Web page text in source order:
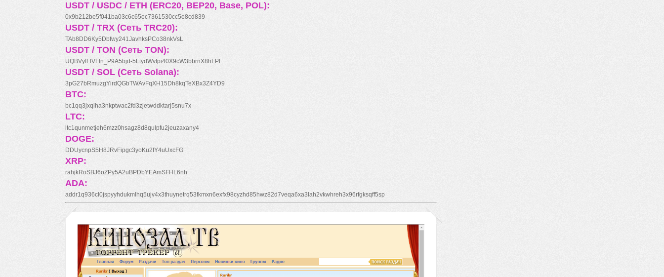
USDT / USDC / ETH (ERC20, BEP20, Base, POL):
0x9b212be5f041ba03c6c65ec7361530cc5e8cd839
USDT / TRX (Сеть TRC20):
TAb8DD6Ky5Dbfwy241JavhksPCo38nkVsL
USDT / TON (Сеть TON):
UQBVyfFlVFln_P9A5bjd-5LtydWvfpi40X9cW3bbrnX8hFPl
USDT / SOL (Сеть Solana):
3pG27bRmuzgYirdQGbTWAvFqXH15Dh8kqTeXBx3Z4YD9
BTC:
bc1qq3jxqlha3nkptwac2fd3zjetwddktarj5snu7x
LTC:
ltc1qunmetjeh6mzz0hsagz8d8qulpfu2jeuzaxany4
DOGE:
DDUycnpS5H8JRvFipgc3yoKu2fY4uUxcFG
XRP:
rahjkRoSBJ6oZPy5A2uBPDbYEAmSFHL6nh
ADA:
addr1q936cl0jspyyhdukmlhq5ujv4x3thuynetrq53fkmxn6exfx98cyzhd85hwz82d7veqa6xa3lah2vkwhreh3x96rfgksqff5sp